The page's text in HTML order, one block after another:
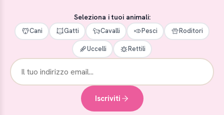
Seleziona i tuoi animali:
Cani Gatti Cavalli Pesci Roditori
Uccelli Rettili
Iscriviti